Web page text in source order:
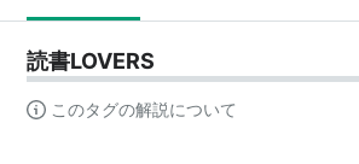
読書LOVERS
このタグの解説について